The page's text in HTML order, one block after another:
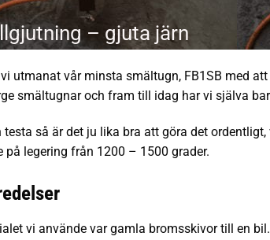
– gjuta järn
utmanat vår minsta smältugn, FB1SB med
smältugnar och fram till idag har vi själva
testa så är det ju lika bra att göra det
på legering från 1200 – 1500 grader.
vi använde var gamla bromsskivor till en